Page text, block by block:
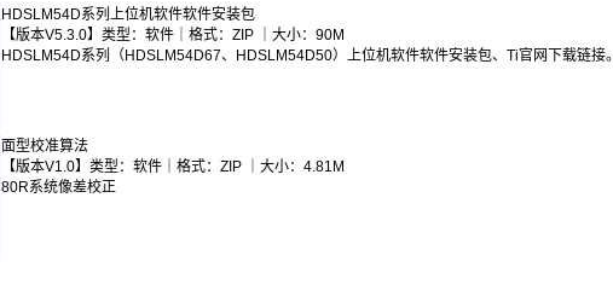
HDSLM54D系列上位机软件软件安装包
【版本V5.3.0】类型：软件｜格式：ZIP ｜大小：90M
HDSLM54D系列（HDSLM54D67、HDSLM54D50）上位机软件软件安装包、Ti官网下载链接。
面型校准算法
【版本V1.0】 类型：软件｜格式：ZIP ｜大小：4.81M
80R系统像差校正